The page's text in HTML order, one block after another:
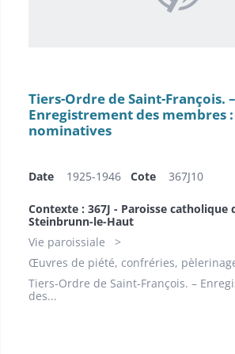
Tiers-Ordre de Saint-François. –
Enregistrement des membres
nominatives
Date 1925-1946​ Cote 367J10
Contexte : 367J - Paroisse catholique
Steinbrunn-le-Haut
Vie paroissiale
Œuvres de piété, confréries,
Tiers-Ordre de Saint-François. –
des...